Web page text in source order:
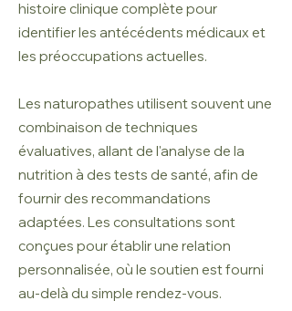
histoire clinique complète pour
identifier les antécédents médicaux et
les préoccupations actuelles.
Les naturopathes utilisent souvent une
combinaison de techniques
évaluatives, allant de l'analyse de la
nutrition à des tests de santé, afin de
fournir des recommandations
adaptées. Les consultations sont
conçues pour établir une relation
personnalisée, où le soutien est fourni
au-delà du simple rendez-vous.